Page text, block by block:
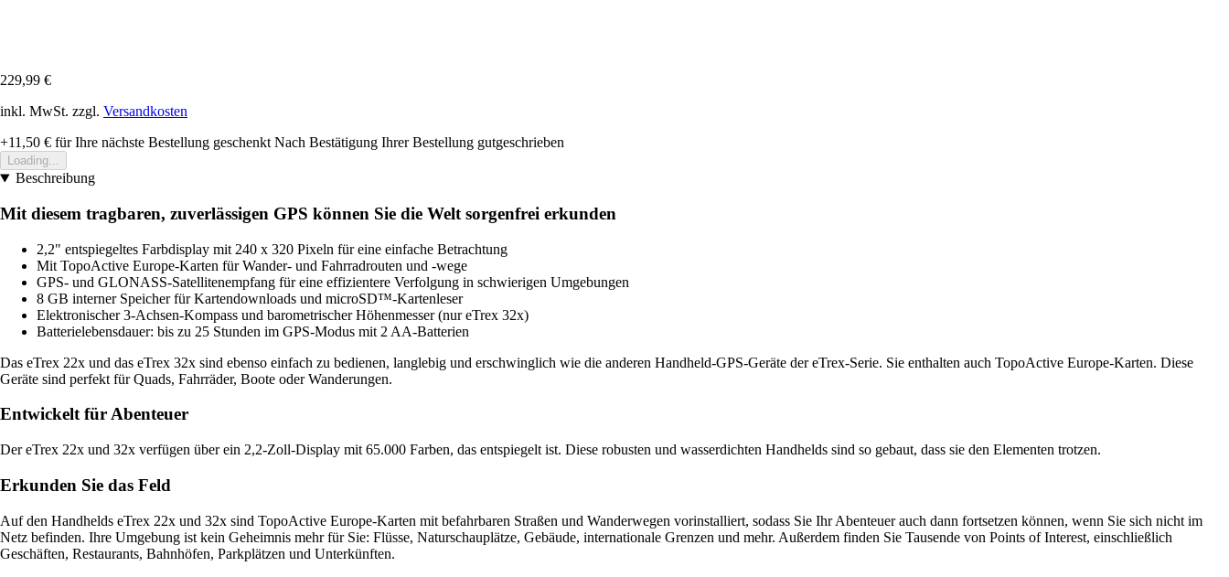
229,99 €
inkl. MwSt. zzgl. Versandkosten
+11,50 € für Ihre nächste Bestellung geschenkt Nach Bestätigung Ihrer Bestellung gutgeschrieben
Loading...
Beschreibung
Mit diesem tragbaren, zuverlässigen GPS können Sie die Welt sorgenfrei erkunden
2,2" entspiegeltes Farbdisplay mit 240 x 320 Pixeln für eine einfache Betrachtung
Mit TopoActive Europe-Karten für Wander- und Fahrradrouten und -wege
GPS- und GLONASS-Satellitenempfang für eine effizientere Verfolgung in schwierigen Umgebungen
8 GB interner Speicher für Kartendownloads und microSD™-Kartenleser
Elektronischer 3-Achsen-Kompass und barometrischer Höhenmesser (nur eTrex 32x)
Batterielebensdauer: bis zu 25 Stunden im GPS-Modus mit 2 AA-Batterien
Das eTrex 22x und das eTrex 32x sind ebenso einfach zu bedienen, langlebig und erschwinglich wie die anderen Handheld-GPS-Geräte der eTrex-Serie. Sie enthalten auch TopoActive Europe-Karten. Diese
Geräte sind perfekt für Quads, Fahrräder, Boote oder Wanderungen.
Entwickelt für Abenteuer
Der eTrex 22x und 32x verfügen über ein 2,2-Zoll-Display mit 65.000 Farben, das entspiegelt ist. Diese robusten und wasserdichten Handhelds sind so gebaut, dass sie den Elementen trotzen.
Erkunden Sie das Feld
Auf den Handhelds eTrex 22x und 32x sind TopoActive Europe-Karten mit befahrbaren Straßen und Wanderwegen vorinstalliert, sodass Sie Ihr Abenteuer auch dann fortsetzen können, wenn Sie sich nicht im
Netz befinden. Ihre Umgebung ist kein Geheimnis mehr für Sie: Flüsse, Naturschauplätze, Gebäude, internationale Grenzen und mehr. Außerdem finden Sie Tausende von Points of Interest, einschließlich
Geschäften, Restaurants, Bahnhöfen, Parkplätzen und Unterkünften.